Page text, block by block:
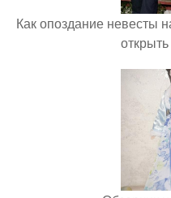
Как опоздание невесты